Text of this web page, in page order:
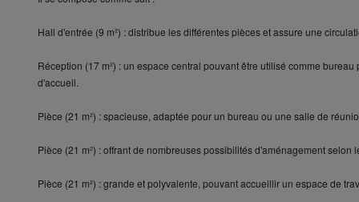
Hall d'entrée (9 m²) : distribue les différentes pièces et assure une
Réception (17 m²) : un espace central pouvant être utilisé comme
d'accueil.
Pièce (21 m²) : spacieuse, adaptée pour un bureau ou une salle de
Pièce (21 m²) : offrant de nombreuses possibilités d'aménagement selon
Pièce (21 m²) : grande et polyvalente, pouvant accueillir un espace de